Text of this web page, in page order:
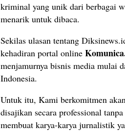
kriminal yang unik dari berbagai
menarik untuk dibaca.
Sekilas ulasan tentang
kehadiran portal online
menjamurnya bisnis media mulai
Indonesia.
Untuk itu, Kami berkomitmen
disajikan secara professional
membuat karya-karya jurnalistik